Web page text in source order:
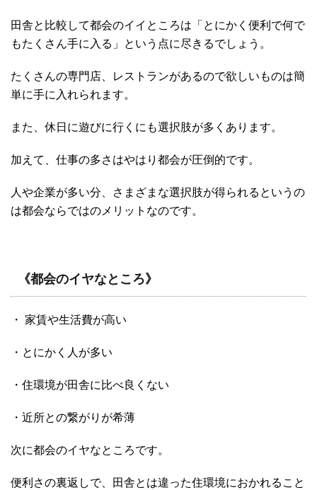
田舎と比較して都会のイイところは「とにかく便利で何で
もたくさん手に入る」という点に尽きるでしょう。
たくさんの専門店、レストランがあるので欲しいものは簡
単に手に入れられます。
また、休日に遊びに行くにも選択肢が多くあります。
加えて、仕事の多さはやはり都会が圧倒的です。
人や企業が多い分、さまざまな選択肢が得られるというの
は都会ならではのメリットなのです。
《都会のイヤなところ》
・ 家賃や生活費が高い
・とにかく人が多い
・住環境が田舎に比べ良くない
・近所との繋がりが希薄
次に都会のイヤなところです。
便利さの裏返しで、田舎とは違った住環境におかれること